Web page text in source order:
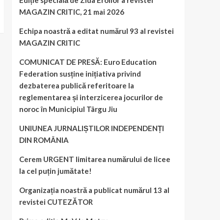
MAGAZIN CRITIC, 21 mai 2026
Echipa noastră a editat numărul 93 al revistei
MAGAZIN CRITIC
COMUNICAT DE PRESĂ: Euro Education
Federation susține inițiativa privind
dezbaterea publică referitoare la
reglementarea și interzicerea jocurilor de
noroc în Municipiul Târgu Jiu
UNIUNEA JURNALIȘTILOR INDEPENDENȚI
DIN ROMÂNIA
Cerem URGENT limitarea numărului de licee
la cel puțin jumătate!
Organizația noastră a publicat numărul 13 al
revistei CUTEZĂTOR